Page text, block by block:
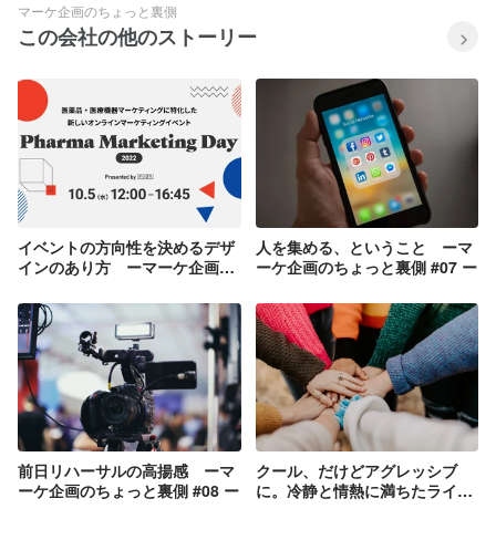
マーケ企画のちょっと裏側
この会社の他のストーリー
イベントの方向性を決めるデザ
インのあり方 ーマーケ企画の
人を集める、ということ ーマ
ーケ企画のちょっと裏側 #07 ー
前日リハーサルの高揚感 ーマ
ーケ企画のちょっと裏側 #08 ー
クール、だけどアグレッシブ
に。冷静と情熱に満ちたライブ